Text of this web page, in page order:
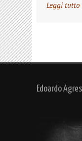
Leggi tutto
Edoardo